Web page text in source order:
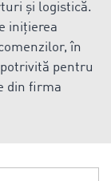
și logistică.
inițierea
în
pentru
din firma